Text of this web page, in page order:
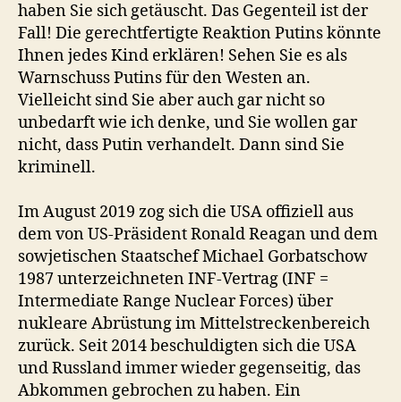
haben Sie sich getäuscht. Das Gegenteil ist der
Fall! Die gerechtfertigte Reaktion Putins könnte
Ihnen jedes Kind erklären! Sehen Sie es als
Warnschuss Putins für den Westen an.
Vielleicht sind Sie aber auch gar nicht so
unbedarft wie ich denke, und Sie wollen gar
nicht, dass Putin verhandelt. Dann sind Sie
kriminell.
Im August 2019 zog sich die USA offiziell aus
dem von US-Präsident Ronald Reagan und dem
sowjetischen Staatschef Michael Gorbatschow
1987 unterzeichneten INF-Vertrag (INF =
Intermediate Range Nuclear Forces) über
nukleare Abrüstung im Mittelstreckenbereich
zurück. Seit 2014 beschuldigten sich die USA
und Russland immer wieder gegenseitig, das
Abkommen gebrochen zu haben. Ein